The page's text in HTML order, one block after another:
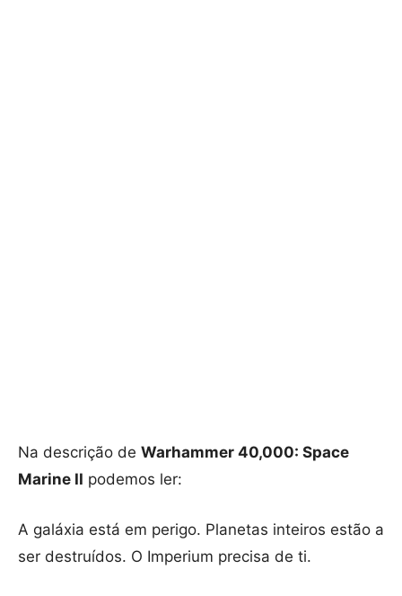
Na descrição de Warhammer 40,000: Space
Marine II podemos ler:
A galáxia está em perigo. Planetas inteiros estão a
ser destruídos. O Imperium precisa de ti.